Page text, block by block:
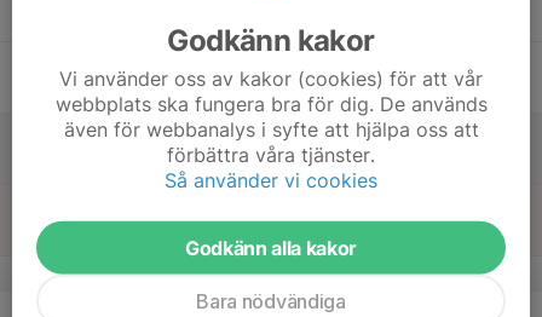
Sön
v.52
Godkänn kakor
Vi använder oss av kakor (cookies) för att vår
webbplats ska fungera bra för dig. De används
även för webbanalys i syfte att hjälpa oss att
förbättra våra tjänster.
Så använder vi cookies
Godkänn alla kakor
Bara nödvändiga